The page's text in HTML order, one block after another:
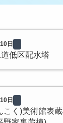
日
低区配水塔
日
こく)美術館表